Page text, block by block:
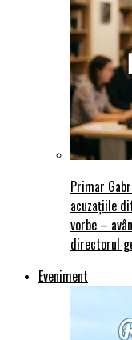
Primar
acuzațiile
vorbe –
directorul
Eveniment